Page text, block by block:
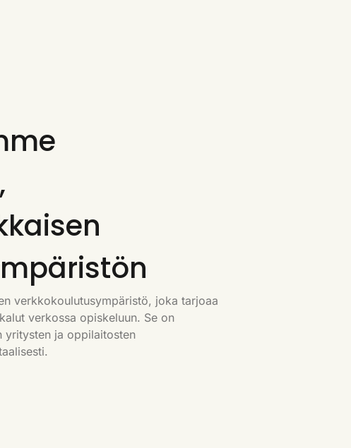
,
verkkokoulutusympäristö, joka tarjoaa
verkossa opiskeluun. Se on
yritysten ja oppilaitosten